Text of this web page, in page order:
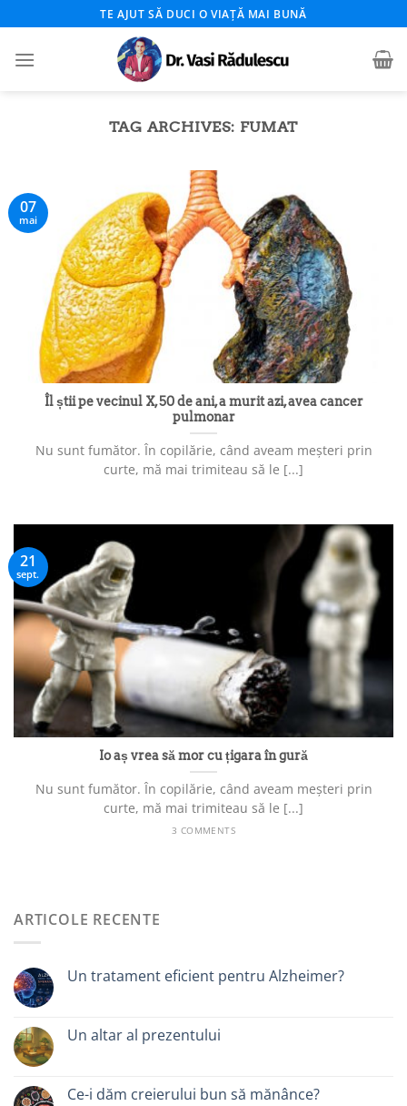
to
content
TE AJUT SĂ DUCI O VIAȚĂ MAI BUNĂ
TAG ARCHIVES: FUMAT
Îl știi pe vecinul X, 50 de ani, a murit azi, avea cancer
pulmonar
Nu sunt fumător. În copilărie, când aveam meșteri prin
curte, mă mai trimiteau să le [...]
07
mai
Io aș vrea să mor cu țigara în gură
Nu sunt fumător. În copilărie, când aveam meșteri prin
curte, mă mai trimiteau să le [...]
3 COMMENTS
21
sept.
ARTICOLE RECENTE
Un tratament eficient pentru Alzheimer?
Un altar al prezentului
Ce-i dăm creierului bun să mănânce?